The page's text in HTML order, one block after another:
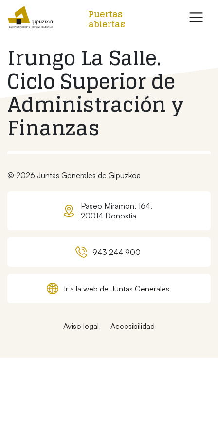
Puertas
abiertas
Irungo La Salle.
Ciclo Superior de
Administración y
Finanzas
© 2026 Juntas Generales de Gipuzkoa
Paseo Miramon, 164.
20014 Donostia
943 244 900
Ir a la web de Juntas Generales
Aviso legal Accesibilidad